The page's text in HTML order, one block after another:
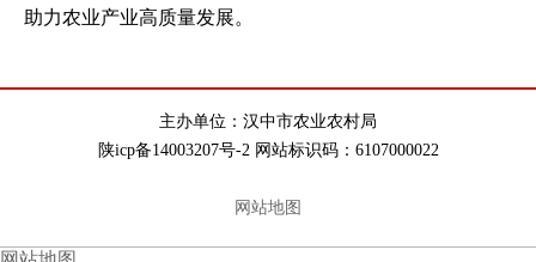
助力农业产业高质量发展。
主办单位：汉中市农业农村局
陕icp备14003207号-2 网站标识码：6107000022
网站地图